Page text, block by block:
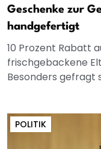
Geschenke zur
handgefertigt
10 Prozent Rabatt
frischgebackene
Besonders gefragt
POLITIK